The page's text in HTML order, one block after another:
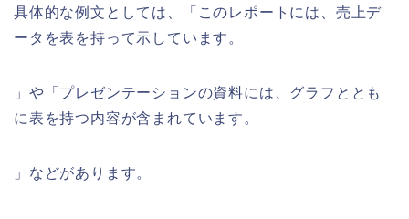
具体的な例文としては、「このレポートには、売上デ
ータを表を持って示しています。
」や「プレゼンテーションの資料には、グラフととも
に表を持つ内容が含まれています。
」などがあります。